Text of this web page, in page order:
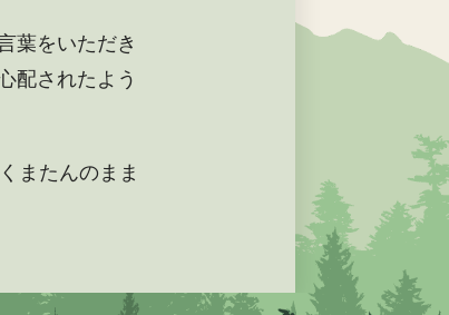
葉をいただき
配されたよう
またんのまま